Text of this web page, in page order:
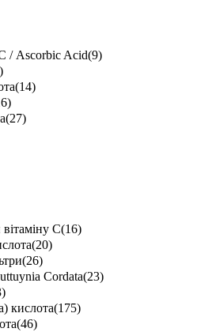
/ Ascorbic Acid(9)
(14)
(27)
С(16)
(20)
(26)
Cordata(23)
кислота(175)
(46)